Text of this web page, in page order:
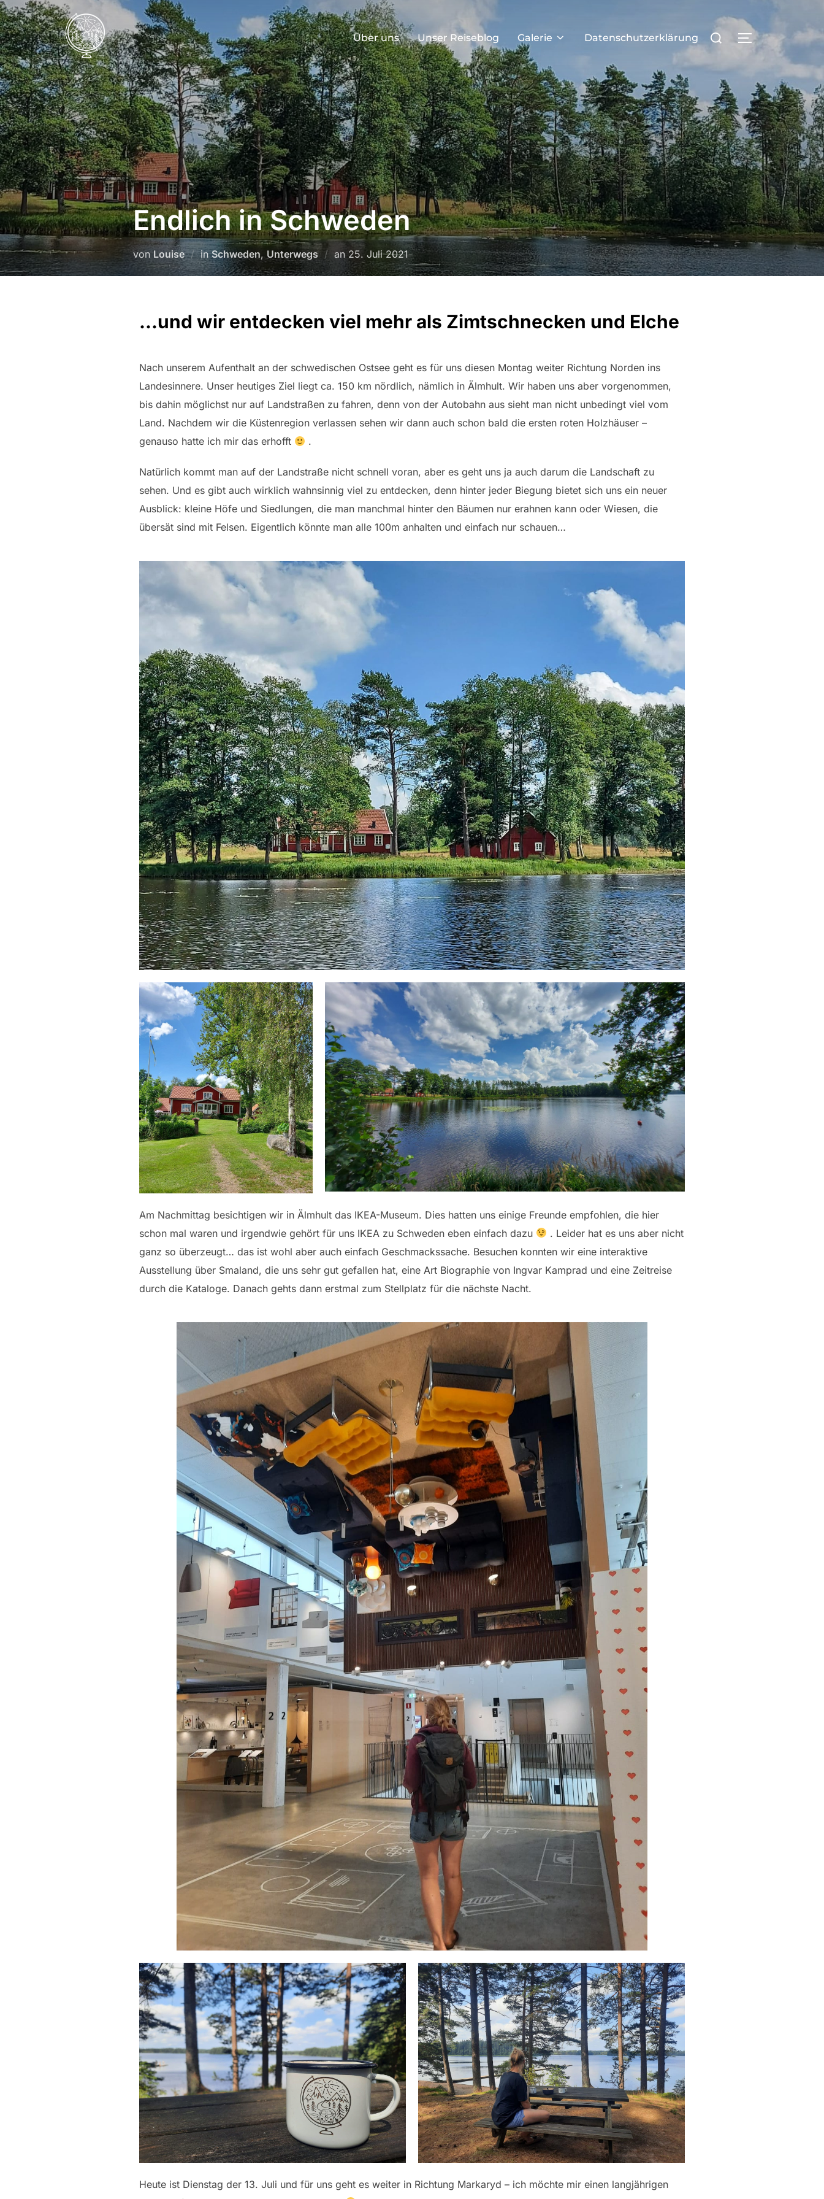
Über uns Unser Reiseblog Galerie Datenschutzerklärung
Endlich in Schweden
von Louise inSchweden, Unterwegs an 25. Juli 2021
...und wir entdecken viel mehr als Zimtschnecken und Elche
Nach unserem Aufenthalt an der schwedischen Ostsee geht es für uns diesen Montag weiter Richtung Norden ins
Landesinnere. Unser heutiges Ziel liegt ca. 150 km nördlich, nämlich in Älmhult. Wir haben uns aber vorgenommen,
bis dahin möglichst nur auf Landstraßen zu fahren, denn von der Autobahn aus sieht man nicht unbedingt viel vom
Land. Nachdem wir die Küstenregion verlassen sehen wir dann auch schon bald die ersten roten Holzhäuser –
genauso hatte ich mir das erhofft
.
Natürlich kommt man auf der Landstraße nicht schnell voran, aber es geht uns ja auch darum die Landschaft zu
sehen. Und es gibt auch wirklich wahnsinnig viel zu entdecken, denn hinter jeder Biegung bietet sich uns ein neuer
Ausblick: kleine Höfe und Siedlungen, die man manchmal hinter den Bäumen nur erahnen kann oder Wiesen, die
übersät sind mit Felsen. Eigentlich könnte man alle 100m anhalten und einfach nur schauen…
Am Nachmittag besichtigen wir in Älmhult das IKEA-Museum. Dies hatten uns einige Freunde empfohlen, die hier
schon mal waren und irgendwie gehört für uns IKEA zu Schweden eben einfach dazu
. Leider hat es uns aber nicht
ganz so überzeugt… das ist wohl aber auch einfach Geschmackssache. Besuchen konnten wir eine interaktive
Ausstellung über Smaland, die uns sehr gut gefallen hat, eine Art Biographie von Ingvar Kamprad und eine Zeitreise
durch die Kataloge. Danach gehts dann erstmal zum Stellplatz für die nächste Nacht.
Heute ist Dienstag der 13. Juli und für uns geht es weiter in Richtung Markaryd – ich möchte mir einen langjährigen